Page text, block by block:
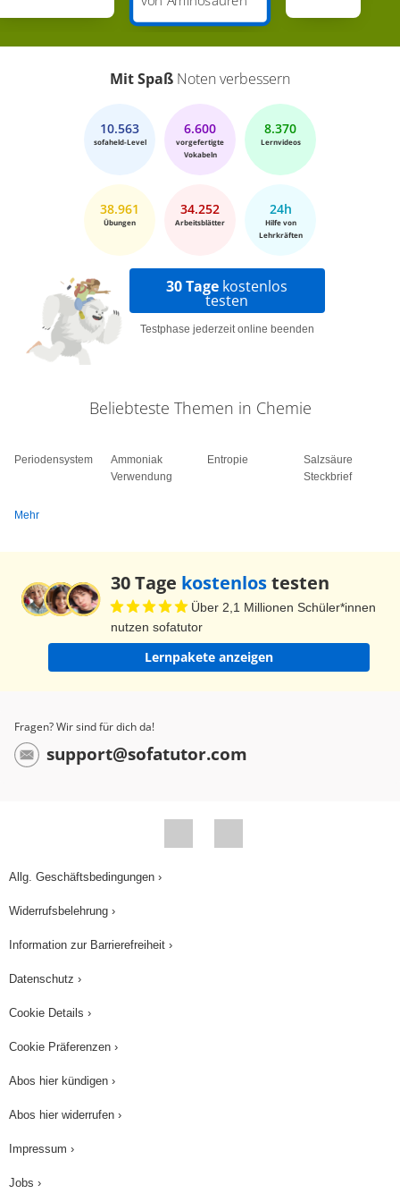
Mit Spaß Noten verbessern
10.563
sofaheld-Level
6.600
vorgefertigte
Vokabeln
8.370
Lernvideos
38.961
Übungen
34.252
Arbeitsblätter
24h
Hilfe von
Lehrkräften
30 Tage kostenlos
testen
Testphase jederzeit online beenden
Beliebteste Themen in Chemie
Periodensystem
Ammoniak
Verwendung
Entropie
Salzsäure
Steckbrief
Mehr
30 Tage kostenlostesten
Über 2,1 Millionen Schüler*innen
nutzen sofatutor
Lernpakete anzeigen
Fragen? Wir sind für dich da!
support@sofatutor.com
Allg. Geschäftsbedingungen ›
Widerrufsbelehrung ›
Information zur Barrierefreiheit ›
Datenschutz ›
Cookie Details ›
Cookie Präferenzen ›
Abos hier kündigen ›
Abos hier widerrufen ›
Impressum ›
Jobs ›